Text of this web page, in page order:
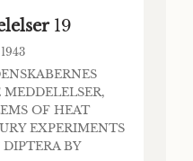
19
OF HEAT
EXPERIMENTS
BY